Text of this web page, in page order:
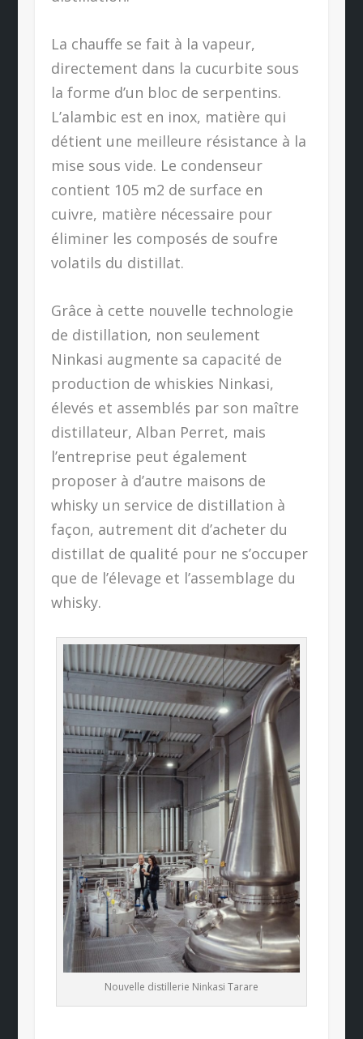
La chauffe se fait à la vapeur,
directement dans la cucurbite sous
la forme d’un bloc de serpentins.
L’alambic est en inox, matière qui
détient une meilleure résistance à la
mise sous vide. Le condenseur
contient 105 m2 de surface en
cuivre, matière nécessaire pour
éliminer les composés de soufre
volatils du distillat.
Grâce à cette nouvelle technologie
de distillation, non seulement
Ninkasi augmente sa capacité de
production de whiskies Ninkasi,
élevés et assemblés par son maître
distillateur, Alban Perret, mais
l’entreprise peut également
proposer à d’autre maisons de
whisky un service de distillation à
façon, autrement dit d’acheter du
distillat de qualité pour ne s’occuper
que de l’élevage et l’assemblage du
whisky.
Nouvelle distillerie Ninkasi Tarare